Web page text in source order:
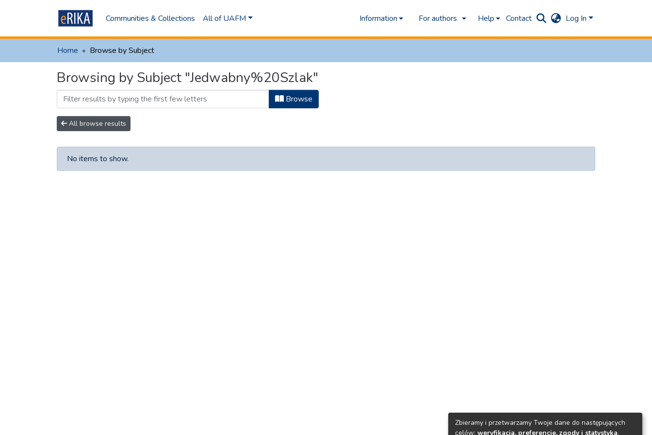
Communities & Collections All of UAFM Information For authors Help Contact Log In
Home Browse by Subject
Browsing by Subject "Jedwabny%20Szlak"
Browse
All browse results
No items to show.
Zbieramy i przetwarzamy Twoje dane do następujących
celów: weryfikacja, preferencje, zgody i statystyka.